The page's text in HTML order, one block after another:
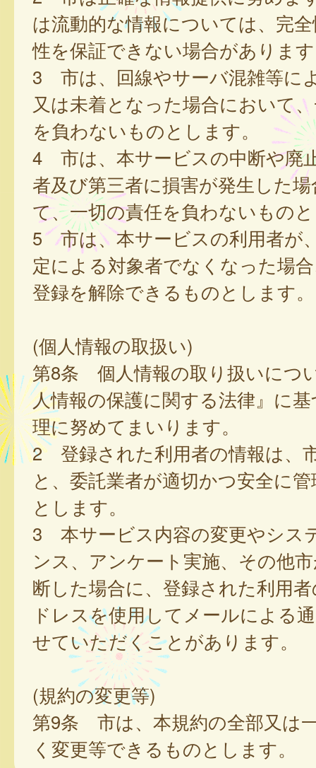
は流動的な情報については、完
性を保証できない場合がありま
3 市は、回線やサーバ混雑等に
又は未着となった場合において
を負わないものとします。
4 市は、本サービスの中断や廃
者及び第三者に損害が発生した
て、一切の責任を負わないもの
5 市は、本サービスの利用者が
定による対象者でなくなった場
登録を解除できるものとします。
(個人情報の取扱い)
第8条 個人情報の取り扱いにつ
人情報の保護に関する法律』に
理に努めてまいります。
2 登録された利用者の情報は、
と、委託業者が適切かつ安全に
とします。
3 本サービス内容の変更やシス
ンス、アンケート実施、その他
断した場合に、登録された利用
ドレスを使用してメールによる
せていただくことがあります。
(規約の変更等)
第9条 市は、本規約の全部又は
く変更等できるものとします。